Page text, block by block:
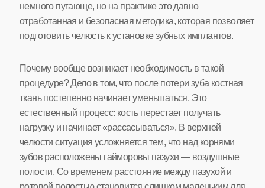
немного пугающе, но на практике это давно
отработанная и безопасная методика, которая позволяет
подготовить челюсть к установке зубных имплантов.
Почему вообще возникает необходимость в такой
процедуре? Дело в том, что после потери зуба костная
ткань постепенно начинает уменьшаться. Это
естественный процесс: кость перестает получать
нагрузку и начинает «рассасываться». В верхней
челюсти ситуация усложняется тем, что над корнями
зубов расположены гайморовы пазухи — воздушные
полости. Со временем расстояние между пазухой и